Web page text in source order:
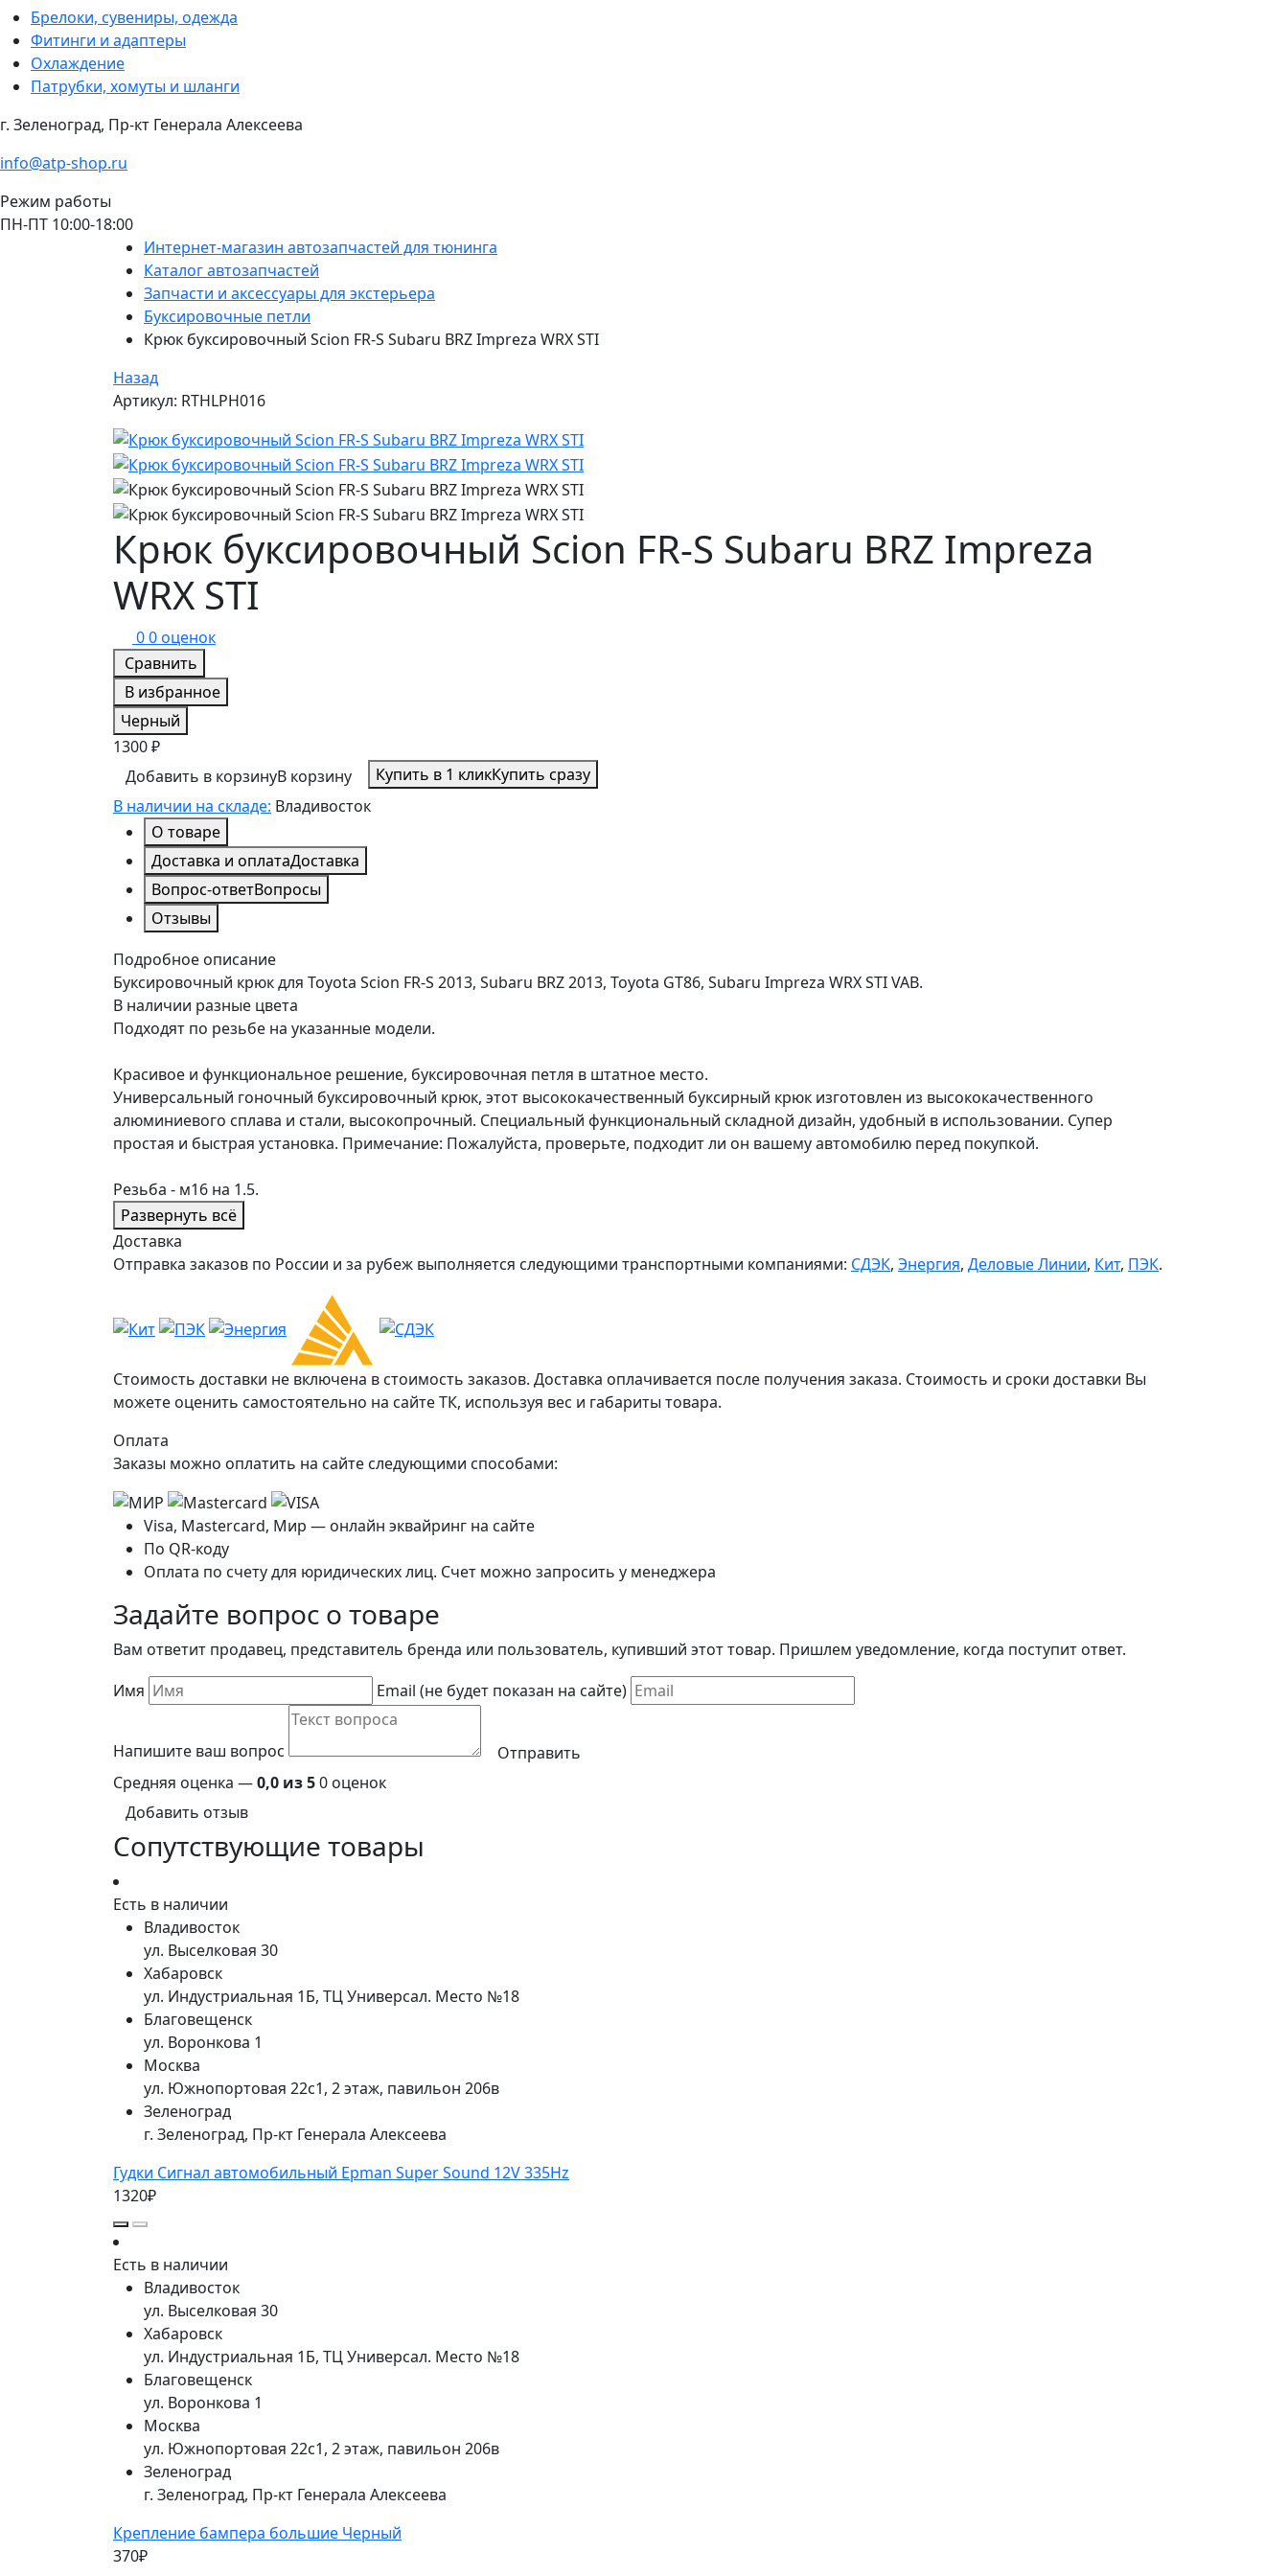
Брелоки, сувениры, одежда
Фитинги и адаптеры
Охлаждение
Патрубки, хомуты и шланги
г. Зеленоград, Пр-кт Генерала Алексеева
info@atp-shop.ru
Режим работы
ПН-ПТ 10:00-18:00
Интернет-магазин автозапчастей для тюнинга
Каталог автозапчастей
Запчасти и аксессуары для экстерьера
Буксировочные петли
Крюк буксировочный Scion FR-S Subaru BRZ Impreza WRX STI
Назад
Артикул: RTHLPH016
Крюк буксировочный Scion FR-S Subaru BRZ Impreza
WRX STI
00 оценок
Сравнить
В избранное
Черный
1300 ₽
Добавить в корзинуВ корзину Купить в 1 кликКупить сразу
В наличии на складе: Владивосток
О товаре
Доставка и оплатаДоставка
Вопрос-ответВопросы
Отзывы
Подробное описание
Буксировочный крюк для Toyota Scion FR-S 2013, Subaru BRZ 2013, Toyota GT86, Subaru Impreza WRX STI VAB.
В наличии разные цвета
Подходят по резьбе на указанные модели.
Красивое и функциональное решение, буксировочная петля в штатное место.
Универсальный гоночный буксировочный крюк, этот высококачественный буксирный крюк изготовлен из высококачественного
алюминиевого сплава и стали, высокопрочный. Специальный функциональный складной дизайн, удобный в использовании. Супер
простая и быстрая установка. Примечание: Пожалуйста, проверьте, подходит ли он вашему автомобилю перед покупкой.
Резьба - м16 на 1.5.
Развернуть всё
Доставка
Отправка заказов по России и за рубеж выполняется следующими транспортными компаниями: СДЭК, Энергия, Деловые Линии, Кит, ПЭК.
Стоимость доставки не включена в стоимость заказов. Доставка оплачивается после получения заказа. Стоимость и сроки доставки Вы
можете оценить самостоятельно на сайте ТК, используя вес и габариты товара.
Оплата
Заказы можно оплатить на сайте следующими способами:
Visa, Mastercard, Мир — онлайн эквайринг на сайте
По QR-коду
Оплата по счету для юридических лиц. Счет можно запросить у менеджера
Задайте вопрос о товаре
Вам ответит продавец, представитель бренда или пользователь, купивший этот товар. Пришлем уведомление, когда поступит ответ.
Имя
Email (не будет показан на сайте)
Напишите ваш вопрос
Отправить
Средняя оценка —0,0 из 50 оценок
Добавить отзыв
Сопутствующие товары
Есть в наличии
Владивосток
ул. Выселковая 30
Хабаровск
ул. Индустриальная 1Б, ТЦ Универсал. Место №18
Благовещенск
ул. Воронкова 1
Москва
ул. Южнопортовая 22с1, 2 этаж, павильон 206в
Зеленоград
г. Зеленоград, Пр-кт Генерала Алексеева
Гудки Сигнал автомобильный Epman Super Sound 12V 335Hz
1320₽
Есть в наличии
Владивосток
ул. Выселковая 30
Хабаровск
ул. Индустриальная 1Б, ТЦ Универсал. Место №18
Благовещенск
ул. Воронкова 1
Москва
ул. Южнопортовая 22с1, 2 этаж, павильон 206в
Зеленоград
г. Зеленоград, Пр-кт Генерала Алексеева
Крепление бампера большие Черный
370₽